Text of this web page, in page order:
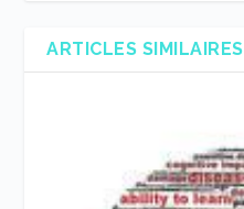
ARTICLES SIMILAIRES